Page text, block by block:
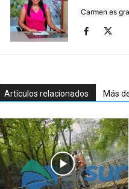
Carmen es
Artículos relacionados Más